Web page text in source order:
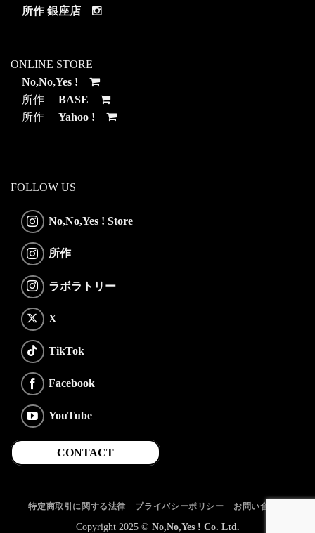
所作 銀座店
ONLINE STORE
No,No,Yes !
所作 BASE
所作 Yahoo !
FOLLOW US
No,No,Yes ! Store
所作
ラボラトリー
X
TikTok
Facebook
YouTube
CONTACT
特定商取引に関する法律 プライバシーポリシー お問い合わせ
Copyright 2025 © No,No,Yes ! Co. Ltd.